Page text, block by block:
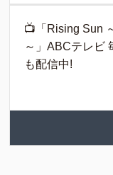
📺「Rising Sun
～」ABCテレビ
も配信中!